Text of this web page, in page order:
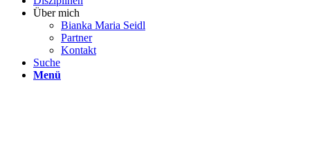
Über mich
Bianka Maria Seidl
Partner
Kontakt
Suche
Menü